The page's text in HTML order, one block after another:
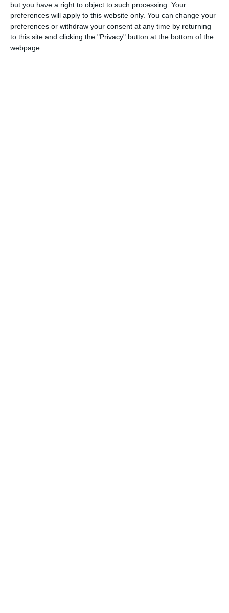
but you have a right to object to such processing. Your
preferences will apply to this website only. You can change your
preferences or withdraw your consent at any time by returning
to this site and clicking the "Privacy" button at the bottom of the
webpage.
Posteaza comentariul